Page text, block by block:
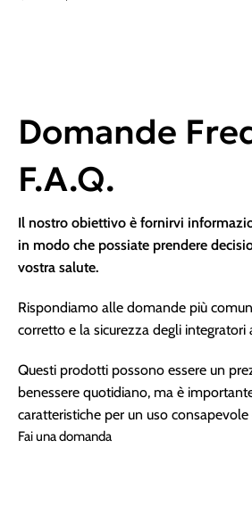
Domande
F.A.Q.
Il nostro obiettivo è fornirvi
in modo che possiate prendere
vostra salute.
Rispondiamo alle domande più
corretto e la sicurezza degli integratori
Questi prodotti possono essere un
benessere quotidiano, ma è
caratteristiche per un uso consapevole
Fai una domanda